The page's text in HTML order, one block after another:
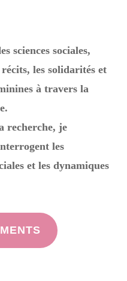
sciences sociales,
les solidarités et
à travers la
recherche, je
les
et les dynamiques